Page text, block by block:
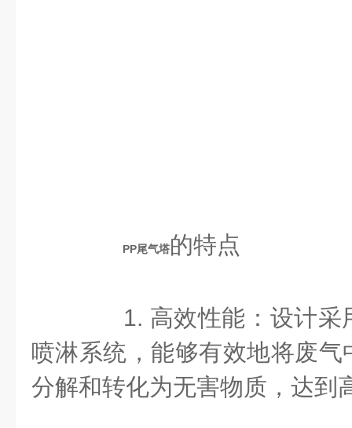
PP尾气塔的特点
1. 高效性能：设计采
喷淋系统，能够有效地将废
分解和转化为无害物质，达到